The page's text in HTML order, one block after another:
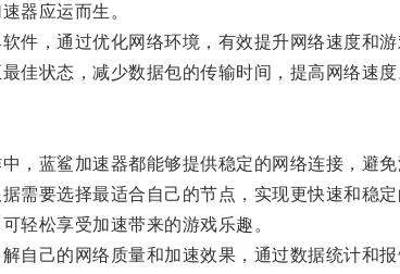
器应运而生。
，通过优化网络环境，有效提升网络速度和游
状态，减少数据包的传输时间，提高网络速度
蓝鲨加速器都能够提供稳定的网络连接，避免
要选择最适合自己的节点，实现更快速和稳定
松享受加速带来的游戏乐趣。
己的网络质量和加速效果，通过数据统计和报